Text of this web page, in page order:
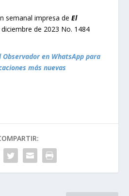
semanal impresa deEl
de 2023 No. 1484
Observador en WhatsApp para
más nuevas